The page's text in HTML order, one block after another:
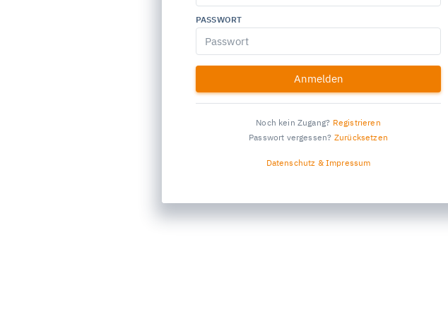
PASSWORT
Anmelden
Noch kein Zugang? Registrieren
Passwort vergessen? Zurücksetzen
Datenschutz & Impressum